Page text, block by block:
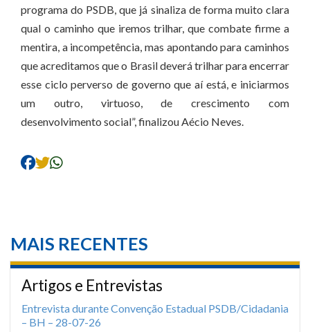
programa do PSDB, que já sinaliza de forma muito clara
qual o caminho que iremos trilhar, que combate firme a
mentira, a incompetência, mas apontando para caminhos
que acreditamos que o Brasil deverá trilhar para encerrar
esse ciclo perverso de governo que aí está, e iniciarmos
um outro, virtuoso, de crescimento com
desenvolvimento social”, finalizou Aécio Neves.
MAIS RECENTES
Artigos e Entrevistas
Entrevista durante Convenção Estadual PSDB/Cidadania
– BH – 28-07-26